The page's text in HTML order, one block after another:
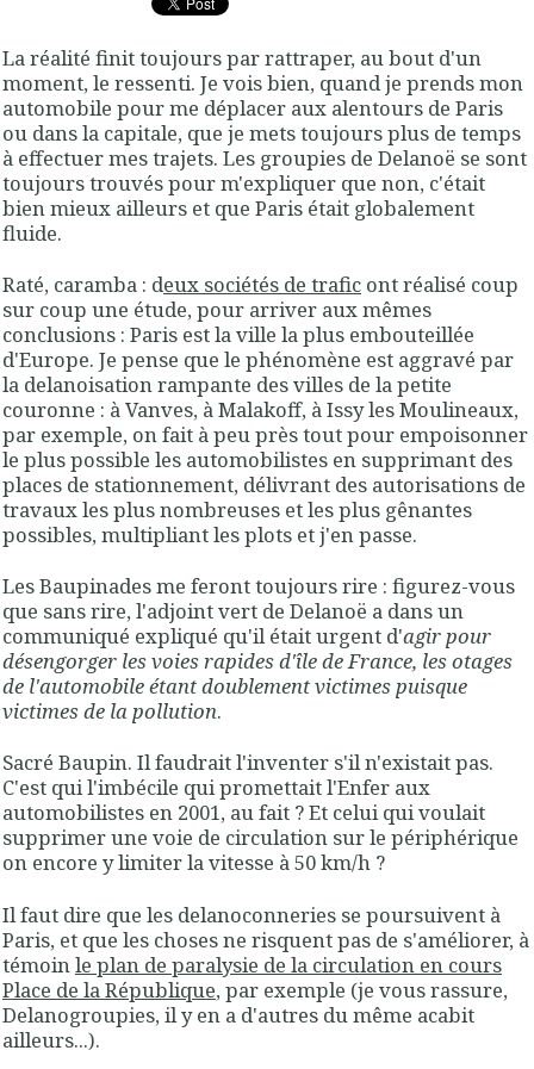
La réalité finit toujours par rattraper, au bout d'un
moment, le ressenti. Je vois bien, quand je prends mon
automobile pour me déplacer aux alentours de Paris
ou dans la capitale, que je mets toujours plus de temps
à effectuer mes trajets. Les groupies de Delanoë se sont
toujours trouvés pour m'expliquer que non, c'était
bien mieux ailleurs et que Paris était globalement
fluide.
Raté, caramba : deux sociétés de trafic ont réalisé coup
sur coup une étude, pour arriver aux mêmes
conclusions : Paris est la ville la plus embouteillée
d'Europe. Je pense que le phénomène est aggravé par
la delanoisation rampante des villes de la petite
couronne : à Vanves, à Malakoff, à Issy les Moulineaux,
par exemple, on fait à peu près tout pour empoisonner
le plus possible les automobilistes en supprimant des
places de stationnement, délivrant des autorisations de
travaux les plus nombreuses et les plus gênantes
possibles, multipliant les plots et j'en passe.
Les Baupinades me feront toujours rire : figurez-vous
que sans rire, l'adjoint vert de Delanoë a dans un
communiqué expliqué qu'il était urgent d'agir pour
désengorger les voies rapides d'île de France, les otages
de l'automobile étant doublement victimes puisque
victimes de la pollution.
Sacré Baupin. Il faudrait l'inventer s'il n'existait pas.
C'est qui l'imbécile qui promettait l'Enfer aux
automobilistes en 2001, au fait ? Et celui qui voulait
supprimer une voie de circulation sur le périphérique
on encore y limiter la vitesse à 50 km/h ?
Il faut dire que les delanoconneries se poursuivent à
Paris, et que les choses ne risquent pas de s'améliorer, à
témoinle plan de paralysie de la circulation en cours
Place de la République, par exemple (je vous rassure,
Delanogroupies, il y en a d'autres du même acabit
ailleurs...).